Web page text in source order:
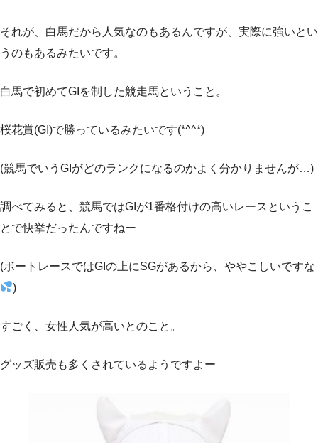
それが、白馬だから人気なのもあるんですが、実際に強いとい
うのもあるみたいです。
白馬で初めてGIを制した競走馬ということ。
桜花賞(GI)で勝っているみたいです(*^^*)
(競馬でいうGIがどのランクになるのかよく分かりませんが…)
調べてみると、競馬ではGIが1番格付けの高いレースというこ
とで快挙だったんですねー
(ボートレースではGIの上にSGがあるから、ややこしいですな
)
すごく、女性人気が高いとのこと。
グッズ販売も多くされているようですよー